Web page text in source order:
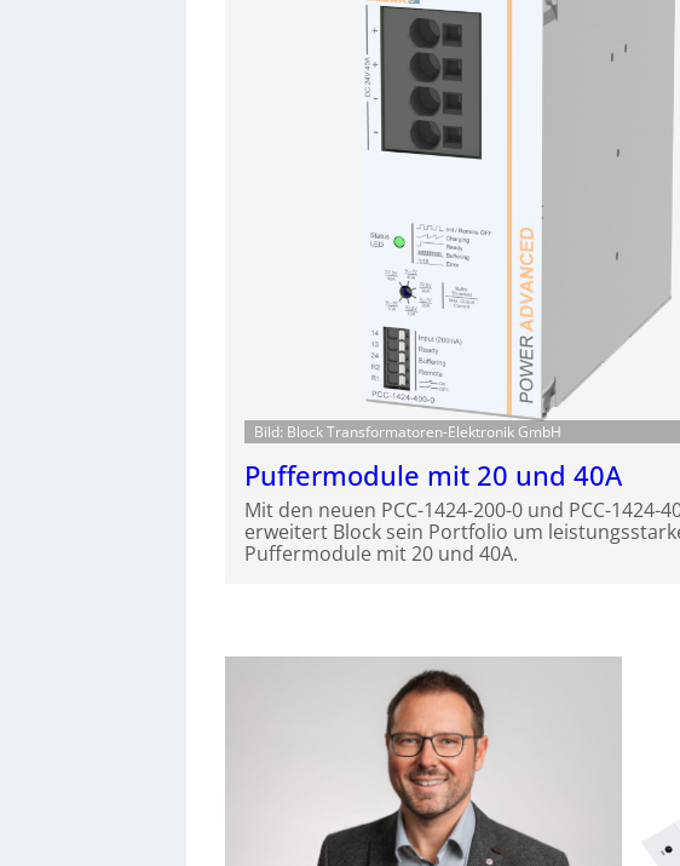
Bild: Block Transformatoren-Elektronik GmbH
Puffermodule mit 20 und 40A
Mit den neuen PCC-1424-200-0 und PCC-1424-
erweitert Block sein Portfolio um
Puffermodule mit 20 und 40A.